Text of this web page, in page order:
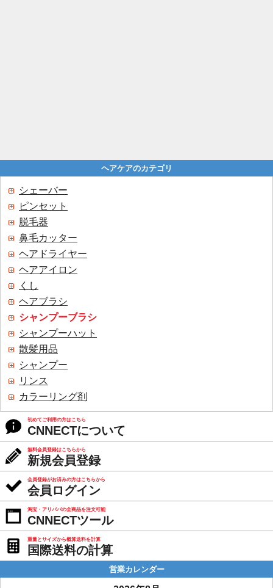
ヘアケアのカテゴリ
シェーバー
ピンセット
脱毛器
鼻毛カッター
ヘアドライヤー
ヘアアイロン
くし
ヘアブラシ
シャンプーブラシ
シャンプーハット
散髪用品
シャンプー
リンス
カラーリング剤
初めてご利用の方はこちら
CNNECTについて
無料会員登録はこちらから
新規会員登録
会員登録がお済みの方はこちらから
会員ログイン
淘宝・アリババの全商品を注文可能
CNNECTツール
重量とサイズから概算送料を計算
国際送料の計算
営業カレンダー